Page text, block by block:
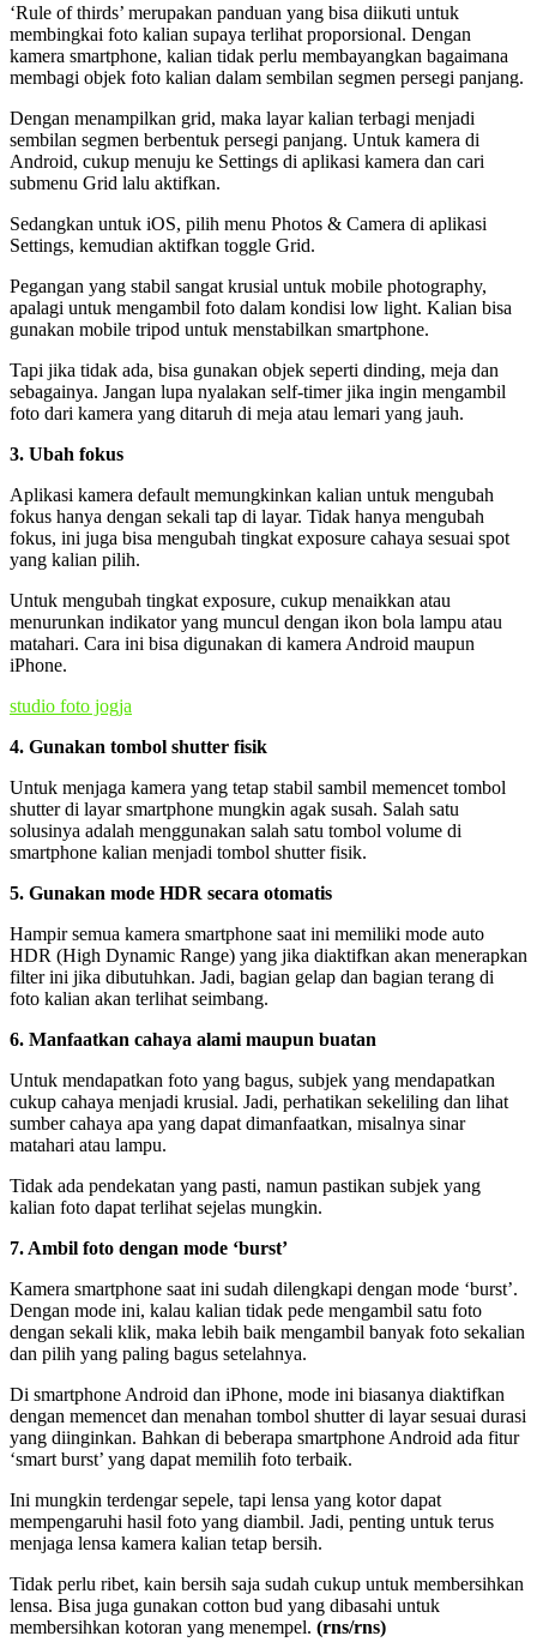
‘Rule of thirds’ merupakan panduan yang bisa diikuti untuk
membingkai foto kalian supaya terlihat proporsional. Dengan
kamera smartphone, kalian tidak perlu membayangkan bagaimana
membagi objek foto kalian dalam sembilan segmen persegi panjang.
Dengan menampilkan grid, maka layar kalian terbagi menjadi
sembilan segmen berbentuk persegi panjang. Untuk kamera di
Android, cukup menuju ke Settings di aplikasi kamera dan cari
submenu Grid lalu aktifkan.
Sedangkan untuk iOS, pilih menu Photos & Camera di aplikasi
Settings, kemudian aktifkan toggle Grid.
Pegangan yang stabil sangat krusial untuk mobile photography,
apalagi untuk mengambil foto dalam kondisi low light. Kalian bisa
gunakan mobile tripod untuk menstabilkan smartphone.
Tapi jika tidak ada, bisa gunakan objek seperti dinding, meja dan
sebagainya. Jangan lupa nyalakan self-timer jika ingin mengambil
foto dari kamera yang ditaruh di meja atau lemari yang jauh.
3. Ubah fokus
Aplikasi kamera default memungkinkan kalian untuk mengubah
fokus hanya dengan sekali tap di layar. Tidak hanya mengubah
fokus, ini juga bisa mengubah tingkat exposure cahaya sesuai spot
yang kalian pilih.
Untuk mengubah tingkat exposure, cukup menaikkan atau
menurunkan indikator yang muncul dengan ikon bola lampu atau
matahari. Cara ini bisa digunakan di kamera Android maupun
iPhone.
studio foto jogja
4. Gunakan tombol shutter fisik
Untuk menjaga kamera yang tetap stabil sambil memencet tombol
shutter di layar smartphone mungkin agak susah. Salah satu
solusinya adalah menggunakan salah satu tombol volume di
smartphone kalian menjadi tombol shutter fisik.
5. Gunakan mode HDR secara otomatis
Hampir semua kamera smartphone saat ini memiliki mode auto
HDR (High Dynamic Range) yang jika diaktifkan akan menerapkan
filter ini jika dibutuhkan. Jadi, bagian gelap dan bagian terang di
foto kalian akan terlihat seimbang.
6. Manfaatkan cahaya alami maupun buatan
Untuk mendapatkan foto yang bagus, subjek yang mendapatkan
cukup cahaya menjadi krusial. Jadi, perhatikan sekeliling dan lihat
sumber cahaya apa yang dapat dimanfaatkan, misalnya sinar
matahari atau lampu.
Tidak ada pendekatan yang pasti, namun pastikan subjek yang
kalian foto dapat terlihat sejelas mungkin.
7. Ambil foto dengan mode ‘burst’
Kamera smartphone saat ini sudah dilengkapi dengan mode ‘burst’.
Dengan mode ini, kalau kalian tidak pede mengambil satu foto
dengan sekali klik, maka lebih baik mengambil banyak foto sekalian
dan pilih yang paling bagus setelahnya.
Di smartphone Android dan iPhone, mode ini biasanya diaktifkan
dengan memencet dan menahan tombol shutter di layar sesuai durasi
yang diinginkan. Bahkan di beberapa smartphone Android ada fitur
‘smart burst’ yang dapat memilih foto terbaik.
Ini mungkin terdengar sepele, tapi lensa yang kotor dapat
mempengaruhi hasil foto yang diambil. Jadi, penting untuk terus
menjaga lensa kamera kalian tetap bersih.
Tidak perlu ribet, kain bersih saja sudah cukup untuk membersihkan
lensa. Bisa juga gunakan cotton bud yang dibasahi untuk
membersihkan kotoran yang menempel. (rns/rns)